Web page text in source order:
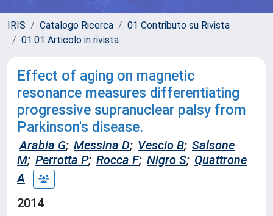
IRIS Catalogo Ricerca
01 Contributo su Rivista
01.01 Articolo in rivista
Effect of aging on magnetic
resonance measures differentiating
progressive supranuclear palsy from
Parkinson's disease.
Arabia G; Messina D; Vescio B; Salsone
M; Perrotta P; Rocca F; Nigro S; Quattrone
A
2014